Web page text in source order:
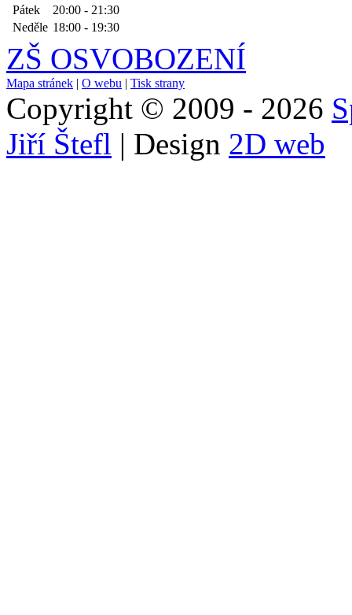
Pátek
20:00 - 21:30
Neděle 18:00 - 19:30
ZŠ OSVOBOZENÍ
Mapa stránek | O webu | Tisk strany
Copyright © 2009 - 2026
Jiří Štefl | Design 2D web